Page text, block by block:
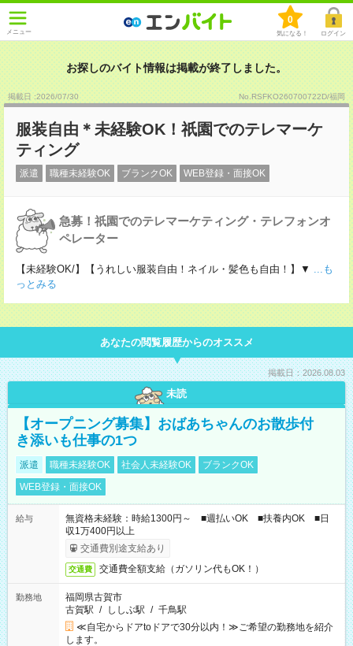
メニュー
0
気になる！ ログイン
お探しのバイト情報は掲載が終了しました。
掲載日 :2026/07/30 No.RSFKO260700722D/福岡
服装自由＊未経験OK！祇園でのテレマーケ
ティング
派遣 職種未経験OK ブランクOK WEB登録・面接OK
急募！祇園でのテレマーケティング・テレフォンオ
ペレーター
【未経験OK/】【うれしい服装自由！ネイル・髪色も自由！】▼ ...も
っとみる
あなたの閲覧履歴からのオススメ
掲載日：2026.08.03
未読
【オープニング募集】おばあちゃんのお散歩付
き添いも仕事の1つ
派遣 職種未経験OK 社会人未経験OK
ブランクOK
WEB登録・面接OK
給与
無資格未経験：時給1300円～ ■週払いOK ■扶養内OK ■日
収1万400円以上
交通費別途支給あり
交通費 交通費全額支給（ガソリン代もOK！）
勤務地
福岡県古賀市
古賀駅 / ししぶ駅 / 千鳥駅
≪自宅からドアtoドアで30分以内！≫ご希望の勤務地を紹介
します。